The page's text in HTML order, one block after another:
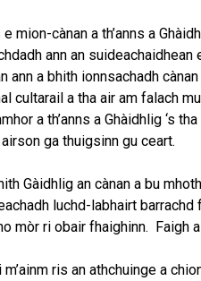
e mion-cànan a th’anns a
ann an
ann a bhith ionnsachadh
cultarail a tha air am falach
a th’anns a Ghàidhlig ‘s
ga thuigsinn gu ceart.
Gàidhlig an cànan a bu
luchd-labhairt
mòr ri obair fhaighinn. Faigh
m’ainm ris an athchuinge a